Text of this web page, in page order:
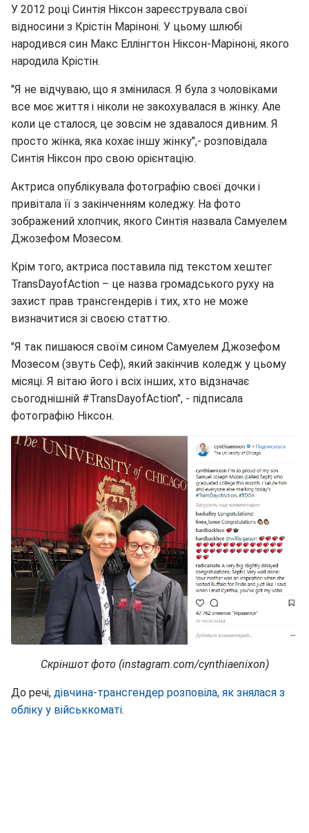
У 2012 році Синтія Ніксон зареєструвала свої
відносини з Крістін Маріноні. У цьому шлюбі
народився син Макс Еллінгтон Ніксон-Маріноні, якого
народила Крістін.
"Я не відчуваю, що я змінилася. Я була з чоловіками
все моє життя і ніколи не закохувалася в жінку. Але
коли це сталося, це зовсім не здавалося дивним. Я
просто жінка, яка кохає іншу жінку",- розповідала
Синтія Ніксон про свою орієнтацію.
Актриса опублікувала фотографію своєї дочки і
привітала її з закінченням коледжу. На фото
зображений хлопчик, якого Синтія назвала Самуелем
Джозефом Мозесом.
Крім того, актриса поставила під текстом хештег
TransDayofAction – це назва громадського руху на
захист прав трансгендерів і тих, хто не може
визначитися зі своєю статтю.
"Я так пишаюся своїм сином Самуелем Джозефом
Мозесом (звуть Сеф), який закінчив коледж у цьому
місяці. Я вітаю його і всіх інших, хто відзначає
сьогоднішній #TransDayofAction", - підписала
фотографію Ніксон.
Скріншот фото (instagram.com/cynthiaenixon)
До речі, дівчина-трансгендер розповіла, як знялася з
обліку у військкоматі.